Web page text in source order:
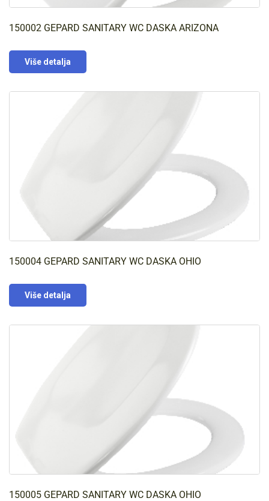
150002 GEPARD SANITARY WC DASKA ARIZONA
Više detalja
150004 GEPARD SANITARY WC DASKA OHIO
Više detalja
150005 GEPARD SANITARY WC DASKA OHIO